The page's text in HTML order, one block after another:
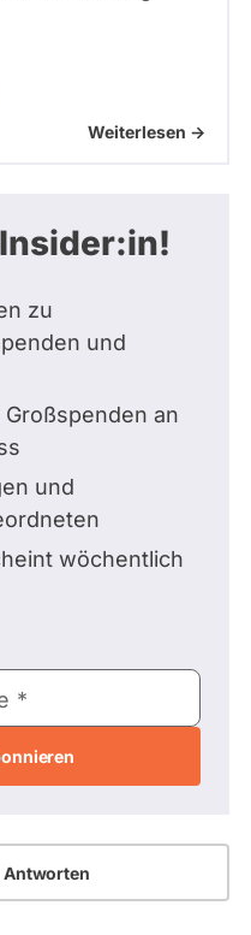
Weiterlesen ->
zu
und
an
und
wöchentlich
Antworten